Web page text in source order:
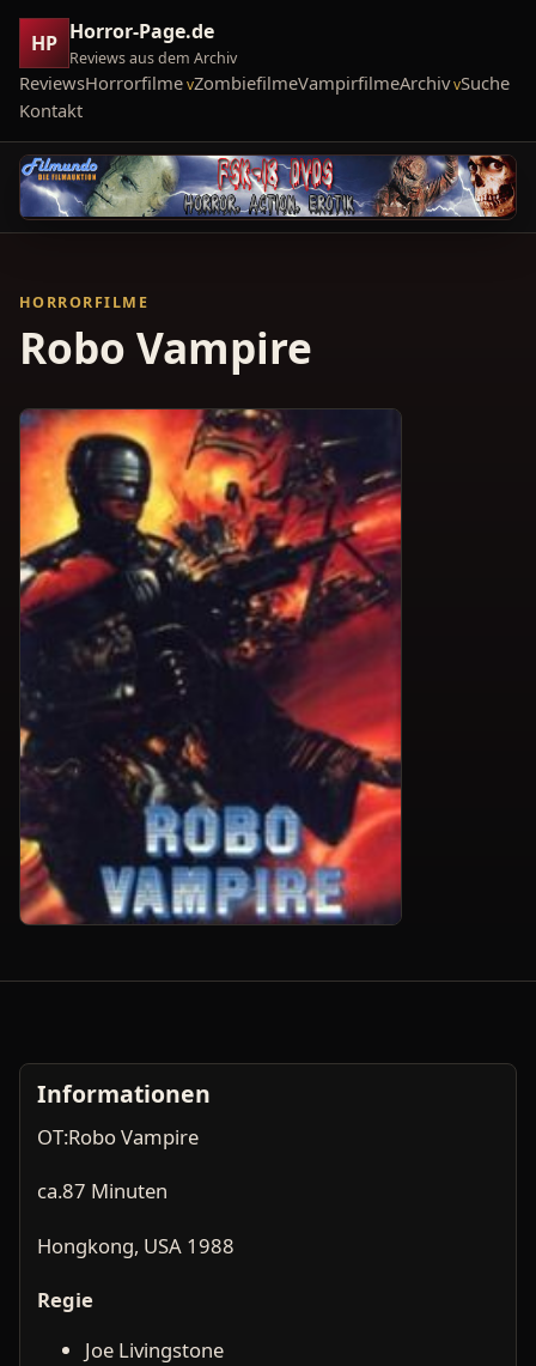
HP Horror-Page.de
Reviews aus dem Archiv
ReviewsHorrorfilme ZombiefilmeVampirfilmeArchiv Suche
Kontakt
HORRORFILME
Robo Vampire
Informationen
OT:Robo Vampire
ca.87 Minuten
Hongkong, USA 1988
Regie
Joe Livingstone